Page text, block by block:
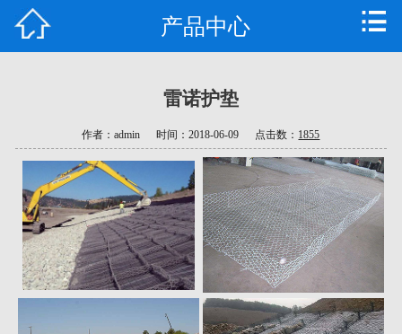
新闻资讯
技术支持
工程案例
公司车间
产品中心
雷诺护垫
作者：admin 时间：2018-06-09 点击数： 1855